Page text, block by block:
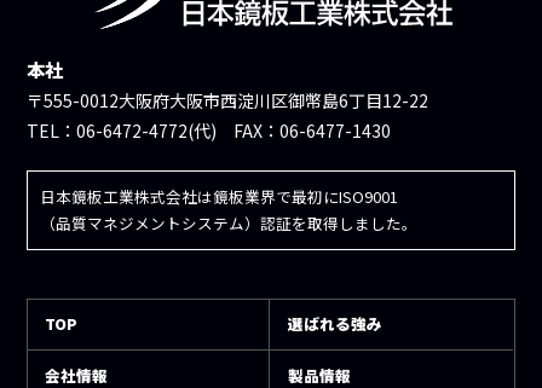
本社
〒555-0012大阪府大阪市西淀川区御幣島6丁目12-22
TEL：06-6472-4772(代) FAX：06-6477-1430
日本鏡板工業株式会社は鏡板業界で最初にISO9001
（品質マネジメントシステム）認証を取得しました。
TOP 選ばれる強み
会社情報 製品情報